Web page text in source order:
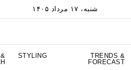
شنبه، ۱۷ مرداد ۱۴۰۵
STYLING
TRENDS &
FORECAST